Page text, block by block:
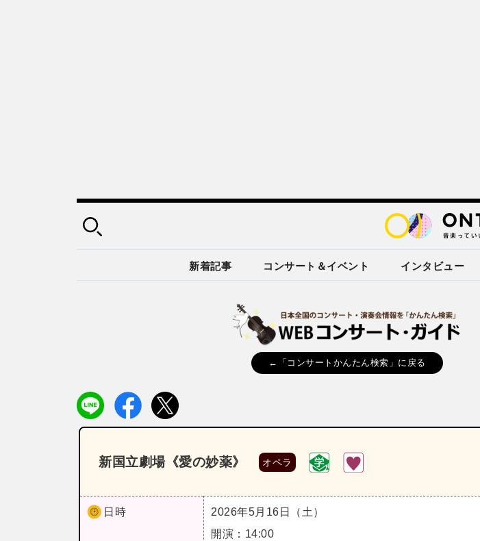
新着記事 コンサート＆イベント インタビュー
←「コンサートかんたん検索」に戻る
新国立劇場《愛の妙薬》 オペラ
日時
2026年5月16日（土）
開演：14:00